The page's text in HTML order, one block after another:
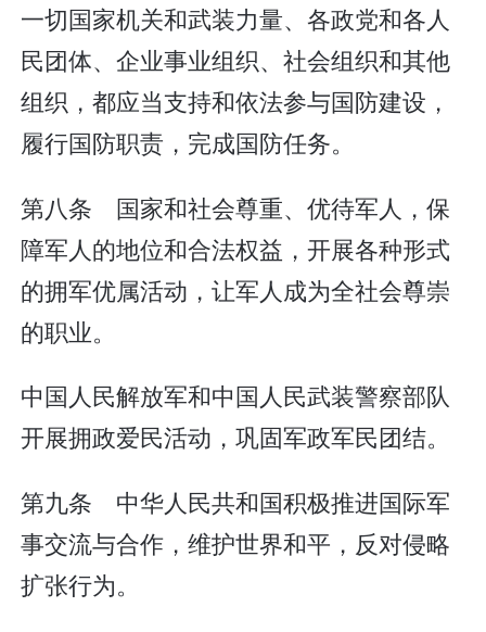
一切国家机关和武装力量、各政党和各人
民团体、企业事业组织、社会组织和其他
组织，都应当支持和依法参与国防建设，
履行国防职责，完成国防任务。
第八条 国家和社会尊重、优待军人，保
障军人的地位和合法权益，开展各种形式
的拥军优属活动，让军人成为全社会尊崇
的职业。
中国人民解放军和中国人民武装警察部队
开展拥政爱民活动，巩固军政军民团结。
第九条 中华人民共和国积极推进国际军
事交流与合作，维护世界和平，反对侵略
扩张行为。